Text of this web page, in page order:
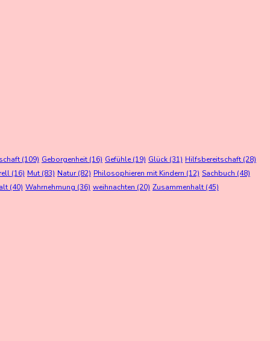
(109) Geborgenheit (16) Gefühle(19) Glück (31) Hilfsbereitschaft (28)
(16) Mut (83) Natur(82) Philosophieren mit Kindern (12) Sachbuch (48)
(40) Wahrnehmung (36) weihnachten (20) Zusammenhalt (45)